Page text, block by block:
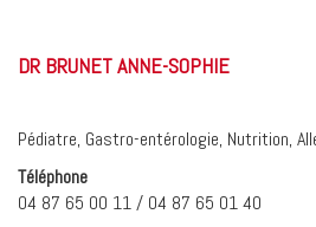
DR BRUNET ANNE-SOPHIE
Pédiatre, Gastro-entérologie, Nutrition,
Téléphone
04 87 65 00 11 / 04 87 65 01 40